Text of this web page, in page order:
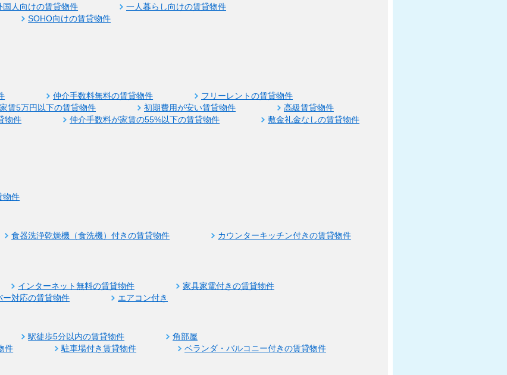
国人向けの賃貸物件
一人暮らし向けの賃貸物件
SOHO向けの賃貸物件
仲介手数料無料の賃貸物件
フリーレントの賃貸物件
家賃5万円以下の賃貸物件 初期費用が安い賃貸物件
高級賃貸物件
物件
仲介手数料が家賃の55%以下の賃貸物件 敷金礼金なしの賃貸物件
物件
食器洗浄乾燥機（食洗機）付きの賃貸物件
カウンターキッチン付きの賃貸物件
インターネット無料の賃貸物件
家具家電付きの賃貸物件
ー対応の賃貸物件 エアコン付き
駅徒歩5分以内の賃貸物件
角部屋
件
駐車場付き賃貸物件
ベランダ・バルコニー付きの賃貸物件